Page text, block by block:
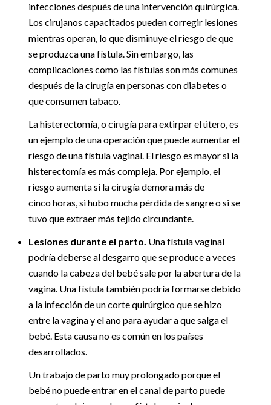
infecciones después de una intervención quirúrgica.
Los cirujanos capacitados pueden corregir lesiones
mientras operan, lo que disminuye el riesgo de que
se produzca una fístula. Sin embargo, las
complicaciones como las fístulas son más comunes
después de la cirugía en personas con diabetes o
que consumen tabaco.
La histerectomía, o cirugía para extirpar el útero, es
un ejemplo de una operación que puede aumentar el
riesgo de una fístula vaginal. El riesgo es mayor si la
histerectomía es más compleja. Por ejemplo, el
riesgo aumenta si la cirugía demora más de
cinco horas, si hubo mucha pérdida de sangre o si se
tuvo que extraer más tejido circundante.
Lesiones durante el parto. Una fístula vaginal
podría deberse al desgarro que se produce a veces
cuando la cabeza del bebé sale por la abertura de la
vagina. Una fístula también podría formarse debido
a la infección de un corte quirúrgico que se hizo
entre la vagina y el ano para ayudar a que salga el
bebé. Esta causa no es común en los países
desarrollados.
Un trabajo de parto muy prolongado porque el
bebé no puede entrar en el canal de parto puede